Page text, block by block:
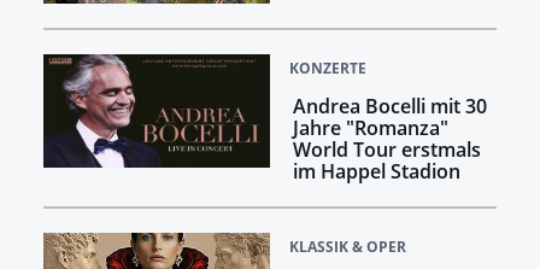
KONZERTE
Andrea Bocelli mit 30
Jahre "Romanza"
World Tour erstmals
im Happel Stadion
KLASSIK & OPER